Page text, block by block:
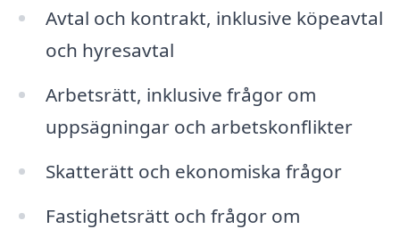
Avtal och kontrakt, inklusive köpeavtal
och hyresavtal
Arbetsrätt, inklusive frågor om
uppsägningar och arbetskonflikter
Skatterätt och ekonomiska frågor
Fastighetsrätt och frågor om